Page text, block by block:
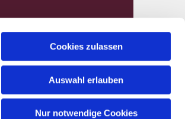
Cookies zulassen
Auswahl erlauben
Nur notwendige Cookies